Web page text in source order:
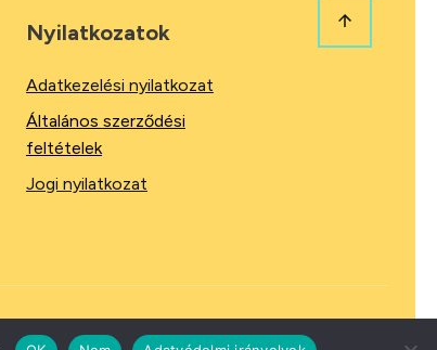
Nyilatkozatok
Adatkezelési nyilatkozat
Általános szerződési
feltételek
Jogi nyilatkozat